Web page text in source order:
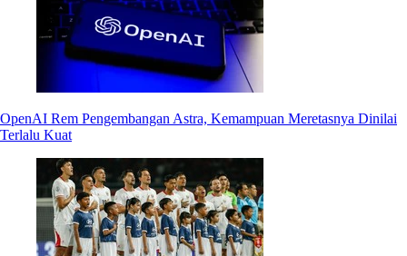
OpenAI Rem Pengembangan Astra, Kemampuan Meretasnya Dinilai
Terlalu Kuat